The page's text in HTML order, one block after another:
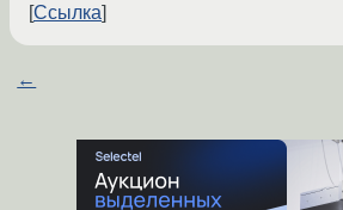
Ссылка
←